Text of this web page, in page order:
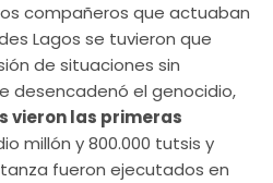
compañeros que actuaban
Lagos se tuvieron que
de situaciones sin
desencadenó el genocidio,
vieron las primeras
millón y 800.000 tutsis y
fueron ejecutados en